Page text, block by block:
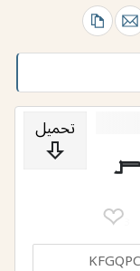
❤︎
تحميل